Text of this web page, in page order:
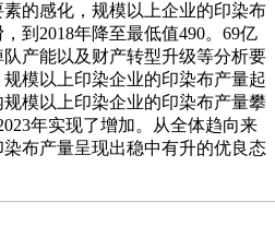
的感化，规模以上企业的印染布
到2018年降至最低值490。69亿
产能以及财产转型升级等分析要
模以上印染企业的印染布产量起
模以上印染企业的印染布产量攀
年实现了增加。从全体趋向来
布产量呈现出稳中有升的优良态